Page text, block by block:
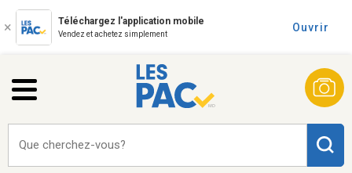
Téléchargez l'application mobile
Vendez et achetez simplement
Ouvrir
Que cherchez-vous?